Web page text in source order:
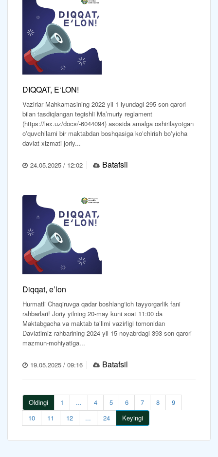
DIQQAT, EʻLON!
Vazirlar Mahkamasining 2022-yil 1-iyundagi 295-son qarori
bilan tasdiqlangan tegishli Maʼmuriy reglament
(https://lex.uz/docs/-6044094) asosida amalga oshirilayotgan
oʻquvchilarni bir maktabdan boshqasiga koʻchirish boʻyicha
davlat xizmati joriy...
24.05.2025 / 12:02 Batafsil
Diqqat, e’lon
Hurmatli Chaqiruvga qadar boshlang‘ich tayyorgarlik fani
rahbarlari! Joriy yilning 20-may kuni soat 11:00 da
Maktabgacha va maktab taʼlimi vazirligi tomonidan
Davlatimiz rahbarining 2024-yil 15-noyabrdagi 393-son qarori
mazmun-mohiyatiga...
19.05.2025 / 09:16 Batafsil
Oldingi 1 ... 4 5 6 7 8
9
10
11 12 ... 24 Keyingi